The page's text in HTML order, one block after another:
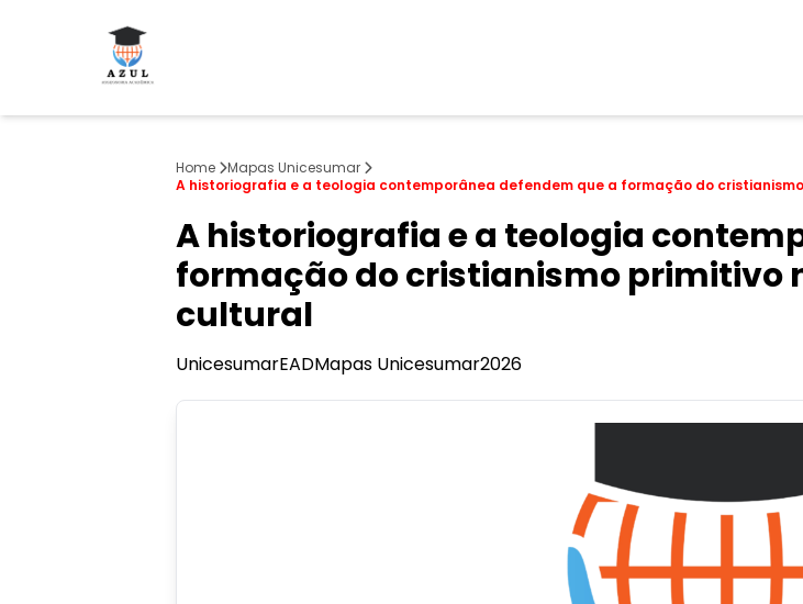
Home
Mapas Unicesumar
A historiografia e a teologia contemporânea defendem que a formação do
A historiografia e a teologia
formação do cristianismo primitivo
cultural
UnicesumarEADMapas Unicesumar2026